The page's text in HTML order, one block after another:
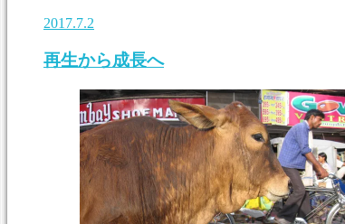
2017.7.2
再生から成長へ